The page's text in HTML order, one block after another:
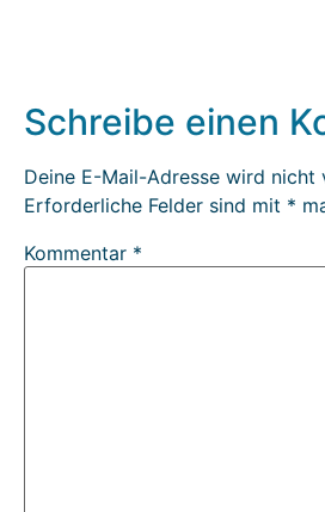
Schreibe einen
Deine E-Mail-Adresse wird
Erforderliche Felder sind mit *
Kommentar *